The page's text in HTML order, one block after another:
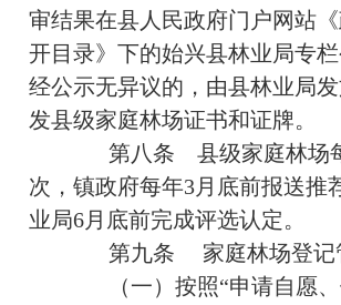
审结果在县人民政府门户网站
开目录》下的始兴县林业局专栏
经公示无异议的，由县林业局
发县级家庭林场证书和证牌。
第八条 县级家庭林场
次，镇政府每年3月底前报送推
业局6月底前完成评选认定。
第九条 家庭林场登记
（一）按照“申请自愿